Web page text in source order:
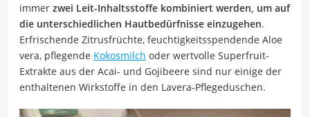
immer zwei Leit-Inhaltsstoffe kombiniert werden, um auf
die unterschiedlichen Hautbedürfnisse einzugehen.
Erfrischende Zitrusfrüchte, feuchtigkeitsspendende Aloe
vera, pflegende Kokosmilch oder wertvolle Superfruit-
Extrakte aus der Acai- und Gojibeere sind nur einige der
enthaltenen Wirkstoffe in den Lavera-Pflegeduschen.